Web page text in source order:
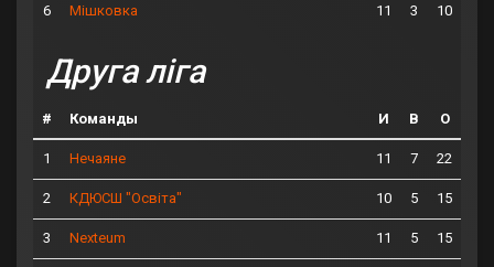
6 Мішковка 11 3 10
Друга ліга
# Команды И В О
1 Нечаяне 11 7 22
2 КДЮСШ "Освіта" 10 5 15
3 Nexteum 11 5 15